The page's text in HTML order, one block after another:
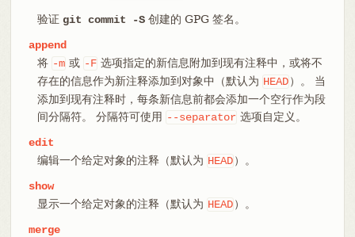
验证 git commit -S创建的 GPG 签名。
append
将 -m 或 -F 选项指定的新信息附加到现有注释中，或将不
存在的信息作为新注释添加到对象中（默认为 HEAD ）。 当
添加到现有注释时，每条新信息前都会添加一个空行作为段
间分隔符。 分隔符可使用 --separator 选项自定义。
edit
编辑一个给定对象的注释（默认为 HEAD ）。
show
显示一个给定对象的注释（默认为 HEAD ）。
merge